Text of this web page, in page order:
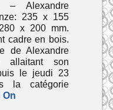
– Alexandre
235 x 155
x 200 mm.
cadre en bois.
de Alexandre
allaitant son
le jeudi 23
la catégorie
On